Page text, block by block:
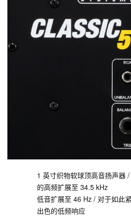
1 英寸织物软球顶高音扬声器
的高频扩展至 34.5 kHz
低音扩展至 46 Hz / 对于如此
出色的低频响应